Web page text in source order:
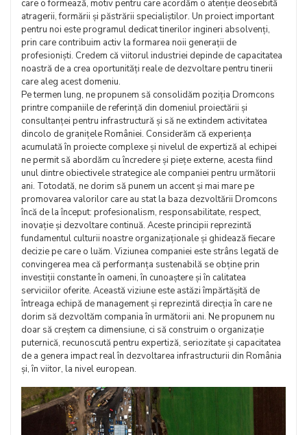
care o formează, motiv pentru care acordăm o atenție deosebită
atragerii, formării și păstrării specialiștilor. Un proiect important
pentru noi este programul dedicat tinerilor ingineri absolvenți,
prin care contribuim activ la formarea noii generații de
profesioniști. Credem că viitorul industriei depinde de capacitatea
noastră de a crea oportunități reale de dezvoltare pentru tinerii
care aleg acest domeniu.
Pe termen lung, ne propunem să consolidăm poziția Dromcons
printre companiile de referință din domeniul proiectării și
consultanței pentru infrastructură și să ne extindem activitatea
dincolo de granițele României. Considerăm că experiența
acumulată în proiecte complexe și nivelul de expertiză al echipei
ne permit să abordăm cu încredere și piețe externe, acesta fiind
unul dintre obiectivele strategice ale companiei pentru următorii
ani. Totodată, ne dorim să punem un accent și mai mare pe
promovarea valorilor care au stat la baza dezvoltării Dromcons
încă de la început: profesionalism, responsabilitate, respect,
inovație și dezvoltare continuă. Aceste principii reprezintă
fundamentul culturii noastre organizaționale și ghidează fiecare
decizie pe care o luăm. Viziunea companiei este strâns legată de
convingerea mea că performanța sustenabilă se obține prin
investiții constante în oameni, în cunoaștere și în calitatea
serviciilor oferite. Această viziune este astăzi împărtășită de
întreaga echipă de management și reprezintă direcția în care ne
dorim să dezvoltăm compania în următorii ani. Ne propunem nu
doar să creștem ca dimensiune, ci să construim o organizație
puternică, recunoscută pentru expertiză, seriozitate și capacitatea
de a genera impact real în dezvoltarea infrastructurii din România
și, în viitor, la nivel european.